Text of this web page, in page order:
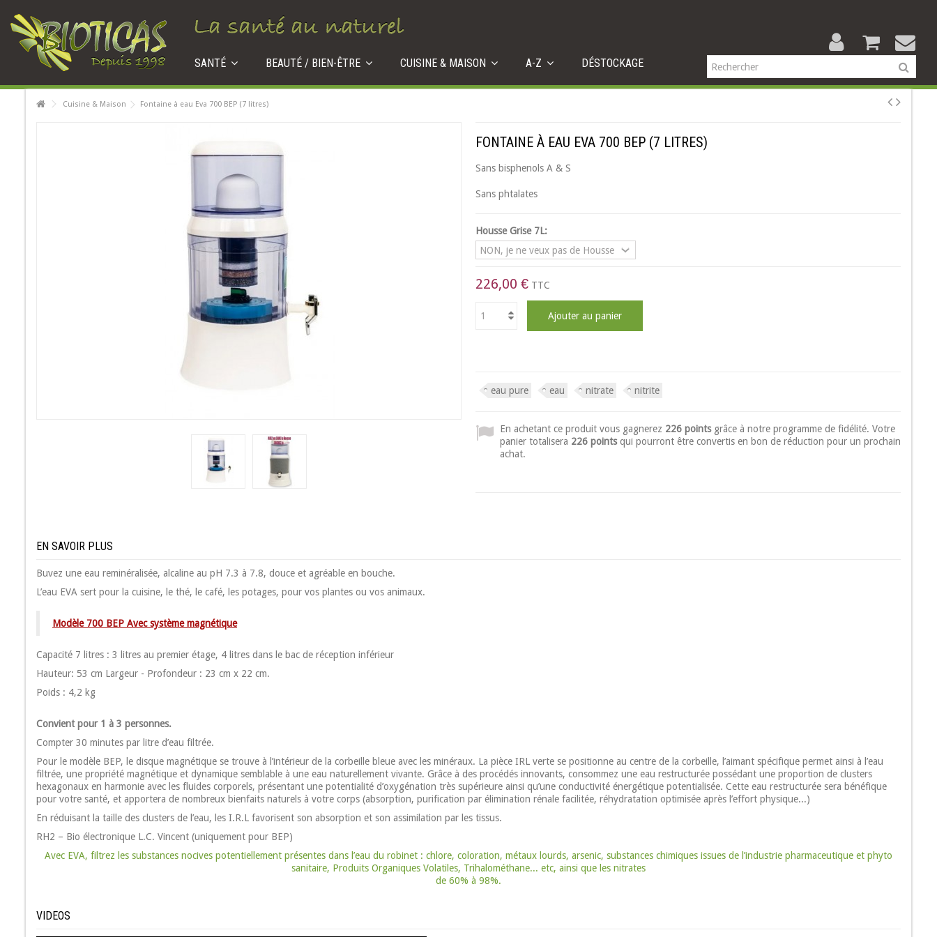
SANTÉ BEAUTÉ / BIEN-ÊTRE CUISINE & MAISON A-Z DÉSTOCKAGE
Cuisine & Maison Fontaine à eau Eva 700 BEP (7 litres)
FONTAINE À EAU EVA 700 BEP (7 LITRES)
Sans bisphenols A & S
Sans phtalates
Housse Grise 7L:
226,00 € TTC
Ajouter au panier
eau pure eau nitrate nitrite
En achetant ce produit vous gagnerez 226 pointsgrâce à notre programme de fidélité. Votre
panier totalisera 226 pointsqui pourront être convertis en bon de réduction pour un prochain
achat.
EN SAVOIR PLUS
Buvez une eau reminéralisée, alcaline au pH 7.3 à 7.8, douce et agréable en bouche.
L’eau EVA sert pour la cuisine, le thé, le café, les potages, pour vos plantes ou vos animaux.
Modèle 700 BEP Avec système magnétique
Capacité 7 litres : 3 litres au premier étage, 4 litres dans le bac de réception inférieur
Hauteur: 53 cm Largeur - Profondeur : 23 cm x 22 cm.
Poids : 4,2 kg
Convient pour 1 à 3 personnes.
Compter 30 minutes par litre d’eau filtrée.
Pour le modèle BEP, le disque magnétique se trouve à l’intérieur de la corbeille bleue avec les minéraux. La pièce IRL verte se positionne au centre de la corbeille, l’aimant spécifique permet ainsi à l’eau
filtrée, une propriété magnétique et dynamique semblable à une eau naturellement vivante. Grâce à des procédés innovants, consommez une eau restructurée possédant une proportion de clusters
hexagonaux en harmonie avec les fluides corporels, présentant une potentialité d’oxygénation très supérieure ainsi qu’une conductivité énergétique potentialisée. Cette eau restructurée sera bénéfique
pour votre santé, et apportera de nombreux bienfaits naturels à votre corps (absorption, purification par élimination rénale facilitée, réhydratation optimisée après l’effort physique...)
En réduisant la taille des clusters de l’eau, les I.R.L favorisent son absorption et son assimilation par les tissus.
RH2 – Bio électronique L.C. Vincent (uniquement pour BEP)
Avec EVA, filtrez les substances nocives potentiellement présentes dans l’eau du robinet : chlore, coloration, métaux lourds, arsenic, substances chimiques issues de l’industrie pharmaceutique et phyto
sanitaire, Produits Organiques Volatiles, Trihalométhane... etc, ainsi que les nitrates
de 60% à 98%.
VIDEOS